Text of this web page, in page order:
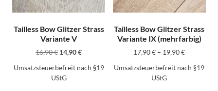
Tailless Bow Glitzer Strass
Variante V
16,90€ 14,90€
Umsatzsteuerbefreit nach §19
UStG
Tailless Bow Glitzer Strass
Variante IX (mehrfarbig)
17,90€ – 19,90€
Umsatzsteuerbefreit nach §19
UStG